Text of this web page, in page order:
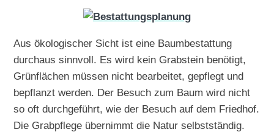
Aus ökologischer Sicht ist eine Baumbestattung
durchaus sinnvoll. Es wird kein Grabstein benötigt,
Grünflächen müssen nicht bearbeitet, gepflegt und
bepflanzt werden. Der Besuch zum Baum wird nicht
so oft durchgeführt, wie der Besuch auf dem Friedhof.
Die Grabpflege übernimmt die Natur selbstständig.